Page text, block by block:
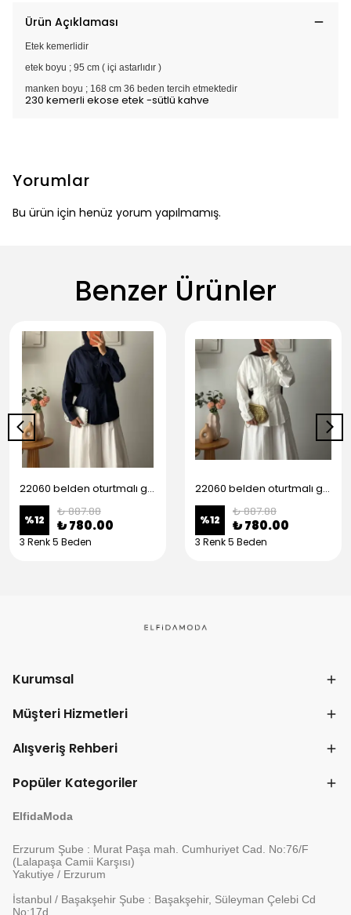
Ürün Açıklaması
Etek kemerlidir
etek boyu ; 95 cm ( içi astarlıdır )
manken boyu ; 168 cm 36 beden tercih etmektedir
230 kemerli ekose etek -sütlü kahve
Yorumlar
Bu ürün için henüz yorum yapılmamış.
Benzer Ürünler
22060 belden oturtmalı gömlek - Lacivert
%12
₺ 887.88
₺ 780.00
3 Renk 5 Beden
22060 belden oturtmalı gömlek - Beyaz
%12
₺ 887.88
₺ 780.00
3 Renk 5 Beden
Kurumsal
Müşteri Hizmetleri
Alışveriş Rehberi
Popüler Kategoriler
ElfidaModa
Erzurum Şube : Murat Paşa mah. Cumhuriyet Cad. No:76/F
(Lalapaşa Camii Karşısı)
Yakutiye / Erzurum
İstanbul / Başakşehir Şube : Başakşehir, Süleyman Çelebi Cd
No:17d